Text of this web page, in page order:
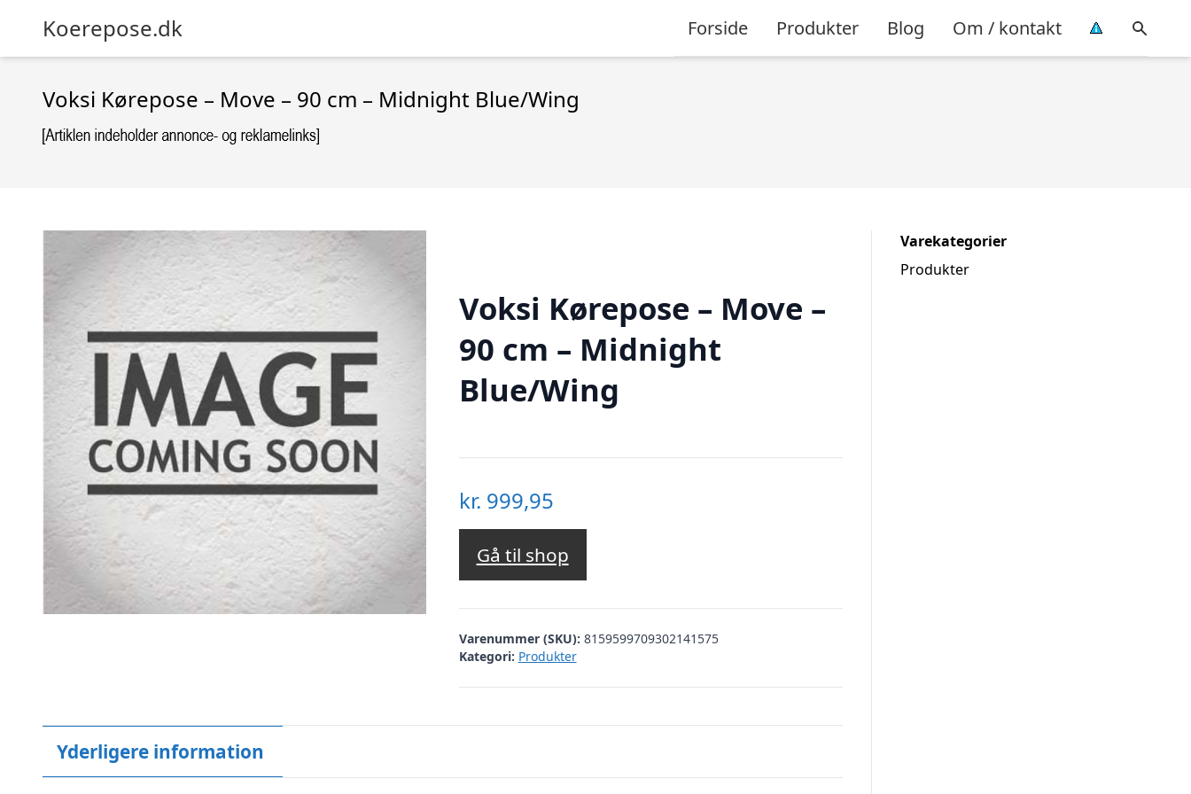
Koerepose.dk Forside Produkter Blog Om / kontakt
Voksi Kørepose – Move – 90 cm – Midnight Blue/Wing
Voksi Kørepose – Move –
90 cm – Midnight
Blue/Wing
kr. 999,95
Gå til shop
Varenummer (SKU): 8159599709302141575
Kategori: Produkter
Yderligere information
Varekategorier
Produkter